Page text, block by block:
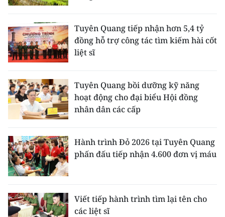
TIN ĐỊA PHƯƠNG
Trung du và miền núi phía Bắc
Đồng bằng sông Hồng
Bắc Trung Bộ
Nguyên
Đông Nam Bộ
Đồng bằng sông Cửu Long
Chuyên trang Hà Nội
Tuyên Quang tiếp nhận hơn 5,4 tỷ
đồng hỗ trợ công tác tìm kiếm hài cốt
liệt sĩ
Tuyên Quang bồi dưỡng kỹ năng
hoạt động cho đại biểu Hội đồng
nhân dân các cấp
Hành trình Đỏ 2026 tại Tuyên Quang
phấn đấu tiếp nhận 4.600 đơn vị máu
Viết tiếp hành trình tìm lại tên cho
các liệt sĩ